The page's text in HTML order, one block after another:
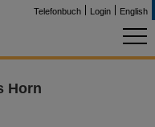
Telefonbuch Login English
Horn